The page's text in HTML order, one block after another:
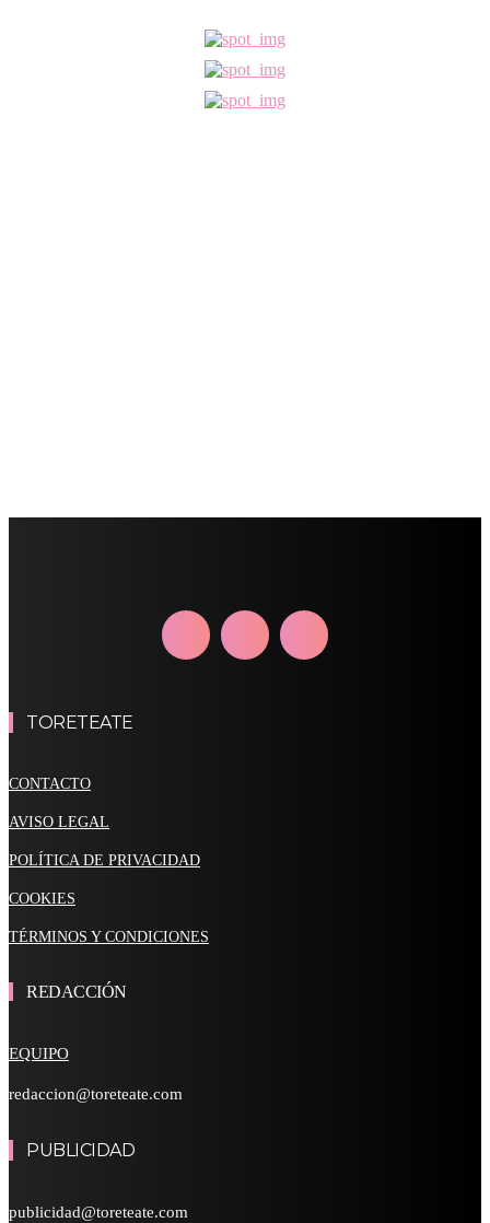
TORETEATE
CONTACTO
AVISO LEGAL
POLÍTICA DE PRIVACIDAD
COOKIES
TÉRMINOS Y CONDICIONES
REDACCIÓN
EQUIPO
redaccion@toreteate.com
PUBLICIDAD
publicidad@toreteate.com